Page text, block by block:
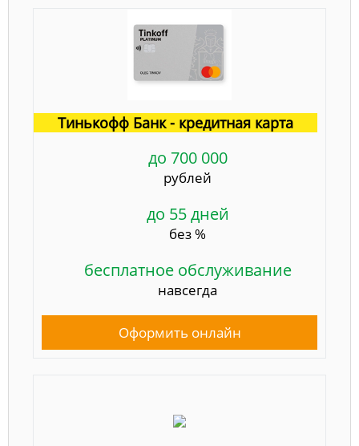
Тинькофф Банк - кредитная карта
до 700 000
рублей
до 55 дней
без %
бесплатное обслуживание
навсегда
Оформить онлайн